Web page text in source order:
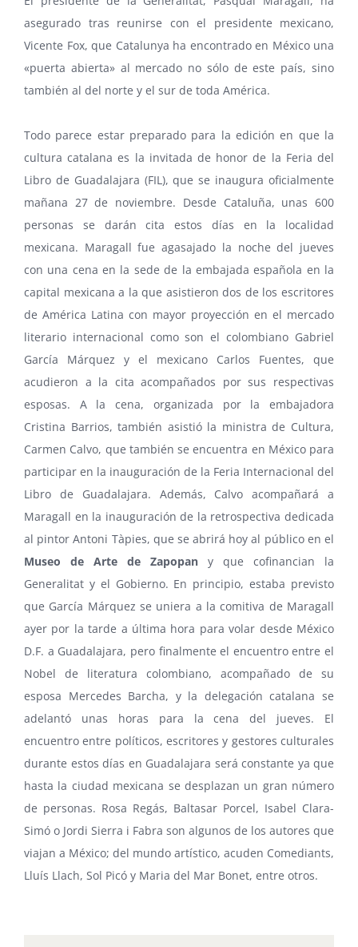
asegurado tras reunirse con el presidente mexicano,
Vicente Fox, que Catalunya ha encontrado en México una
«puerta abierta» al mercado no sólo de este país, sino
también al del norte y el sur de toda América.
Todo parece estar preparado para la edición en que la
cultura catalana es la invitada de honor de la Feria del
Libro de Guadalajara (FIL), que se inaugura oficialmente
mañana 27 de noviembre. Desde Cataluña, unas 600
personas se darán cita estos días en la localidad
mexicana. Maragall fue agasajado la noche del jueves
con una cena en la sede de la embajada española en la
capital mexicana a la que asistieron dos de los escritores
de América Latina con mayor proyección en el mercado
literario internacional como son el colombiano Gabriel
García Márquez y el mexicano Carlos Fuentes, que
acudieron a la cita acompañados por sus respectivas
esposas. A la cena, organizada por la embajadora
Cristina Barrios, también asistió la ministra de Cultura,
Carmen Calvo, que también se encuentra en México para
participar en la inauguración de la Feria Internacional del
Libro de Guadalajara. Además, Calvo acompañará a
Maragall en la inauguración de la retrospectiva dedicada
al pintor Antoni Tàpies, que se abrirá hoy al público en el
Museo de Arte de Zapopan y que cofinancian la
Generalitat y el Gobierno. En principio, estaba previsto
que García Márquez se uniera a la comitiva de Maragall
ayer por la tarde a última hora para volar desde México
D.F. a Guadalajara, pero finalmente el encuentro entre el
Nobel de literatura colombiano, acompañado de su
esposa Mercedes Barcha, y la delegación catalana se
adelantó unas horas para la cena del jueves. El
encuentro entre políticos, escritores y gestores culturales
durante estos días en Guadalajara será constante ya que
hasta la ciudad mexicana se desplazan un gran número
de personas. Rosa Regás, Baltasar Porcel, Isabel Clara-
Simó o Jordi Sierra i Fabra son algunos de los autores que
viajan a México; del mundo artístico, acuden Comediants,
Lluís Llach, Sol Picó y Maria del Mar Bonet, entre otros.